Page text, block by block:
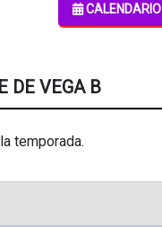
CALENDARIO
DE VEGA B
temporada.